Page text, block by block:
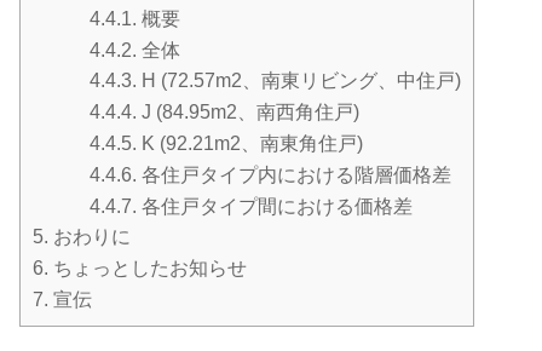
4.4.1. 概要
4.4.2. 全体
4.4.3. H (72.57m2、南東リビング、中住戸)
4.4.4. J (84.95m2、南西角住戸)
4.4.5. K (92.21m2、南東角住戸)
4.4.6. 各住戸タイプ内における階層価格差
4.4.7. 各住戸タイプ間における価格差
5. おわりに
6. ちょっとしたお知らせ
7. 宣伝